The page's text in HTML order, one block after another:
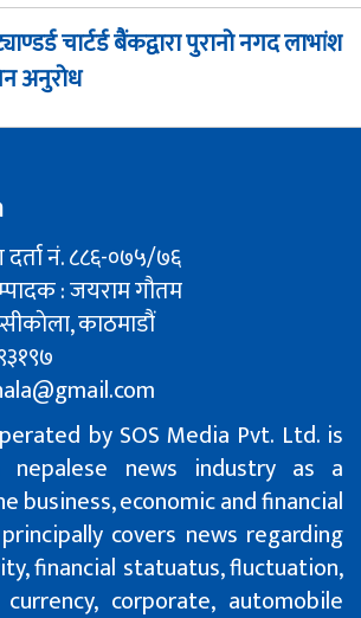
चार्टर्ड बैंकद्वारा पुरानो नगद लाभांश
अनुरोध
नं. ८८६-०७५/७६
: जयराम गौतम
काठमाडौं
by SOS Media Pvt. Ltd. is
nepalese news industry as a
business, economic and financial
covers news regarding
financial statuatus, fluctuation,
corporate, automobile